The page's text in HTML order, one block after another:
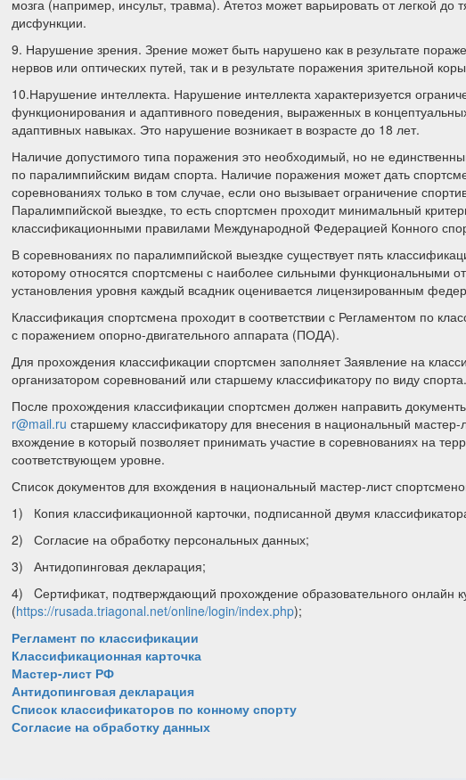
мозга (например, инсульт, травма). Атетоз может варьировать от легкой до
дисфункции.
9. Нарушение зрения. Зрение может быть нарушено как в результате
нервов или оптических путей, так и в результате поражения зрительной
10.Нарушение интеллекта. Нарушение интеллекта характеризуется
функционирования и адаптивного поведения, выраженных в
адаптивных навыках. Это нарушение возникает в возрасте до 18 лет.
Наличие допустимого типа поражения это необходимый, но не
по паралимпийским видам спорта. Наличие поражения может дать
соревнованиях только в том случае, если оно вызывает ограничение
Паралимпийской выездке, то есть спортсмен проходит минимальный
классификационными правилами Международной Федерацией Конного
В соревнованиях по паралимпийской выездке существует пять
которому относятся спортсмены с наиболее сильными функциональными
установления уровня каждый всадник оценивается лицензированным
Классификация спортсмена проходит в соответствии с Регламентом по
с поражением опорно-двигательного аппарата (ПОДА).
Для прохождения классификации спортсмен заполняет Заявление на
организатором соревнований или старшему классификатору по виду спорта.
После прохождения классификации спортсмен должен направить
r@mail.ru старшему классификатору для внесения в национальный мастер-
вхождение в который позволяет принимать участие в соревнованиях на
соответствующем уровне.
Список документов для вхождения в национальный мастер-лист
1) Копия классификационной карточки, подписанной двумя
2) Согласие на обработку персональных данных;
3) Антидопинговая декларация;
4) Cертификат, подтверждающий прохождение образовательного онлайн
(https://rusada.triagonal.net/online/login/index.php);
Регламент по классификации
Классификационная карточка
Мастер-лист РФ
Антидопинговая декларация
Список классификаторов по конному спорту
Согласие на обработку данных